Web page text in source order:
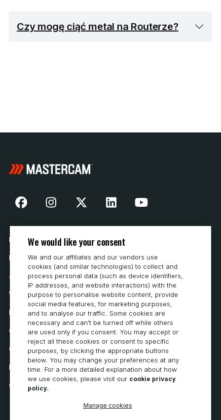
Czy mogę ciąć metal na Routerze?
Nasza historia
Kontakt
Jak kupować
Wymagania systemowe
Prywatność
Oświadczenie o ochronie prywatności
Oświadczenie o dostępności
Polityka dotycząca plików cookie
Cookie Preferences
We would like your consent
We and our affiliates and our vendors use
cookies (and similar technologies) to collect and
process personal data (such as device identifiers,
IP addresses, and website interactions) with the
purpose to personalise website content, provide
social media features, for marketing purposes,
and to analyse our traffic. Some cookies are
necessary and can’t be turned off while others
are used only if you consent. You may accept or
reject all these cookies or consent to specific
purposes, by clicking the appropriate buttons
below. You may change your preferences at any
time. For a more detailed explanation about how
we use cookies, please visit our cookie privacy
policy.
Manage cookies